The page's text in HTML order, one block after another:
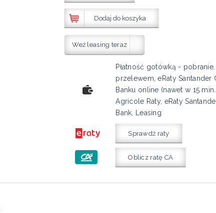
Dodaj do koszyka
Weź leasing teraz
Płatność gotówką - pobranie,
przelewem, eRaty Santander
Banku online (nawet w 15
Agricole Raty, eRaty
Bank, Leasing
Sprawdź raty
Oblicz ratę CA